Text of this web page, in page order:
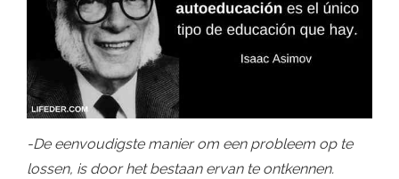
-De eenvoudigste manier om een ​​probleem op te
lossen, is door het bestaan ​​ervan te ontkennen.